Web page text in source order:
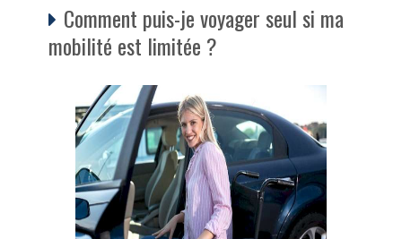
Comment puis-je voyager seul si ma
mobilité est limitée ?